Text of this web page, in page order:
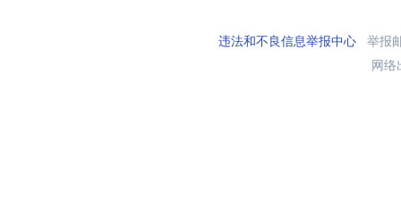
违法和不良信息举报中心举报
网